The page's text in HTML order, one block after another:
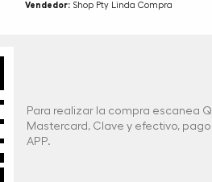
Vendedor:Shop Pty Linda Compra
Para realizar la compra escanea
Mastercard, Clave y efectivo,
APP.